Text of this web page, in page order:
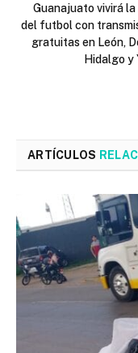
Guanajuato vivirá
del futbol con
gratuitas en León,
Hidalgo y
ARTÍCULOS